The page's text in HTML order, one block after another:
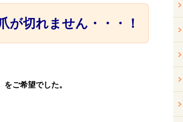
が切れません・・・！
ご希望でした。